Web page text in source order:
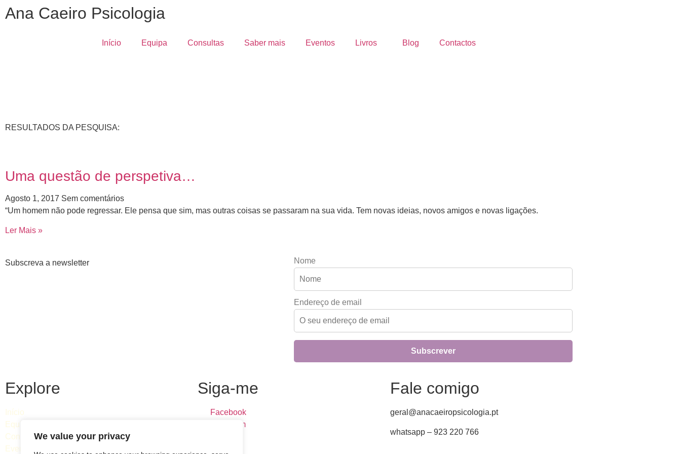
We value your privacy
Ana Caeiro Psicologia
Início Equipa Consultas Saber mais Eventos Livros Blog Contactos
RESULTADOS DA PESQUISA:
Uma questão de perspetiva…
Agosto 1, 2017 Sem comentários
“Um homem não pode regressar. Ele pensa que sim, mas outras coisas se passaram na sua vida. Tem novas ideias, novos amigos e novas ligações.
Ler Mais »
Subscreva a newsletter Nome
Endereço de email
Explore Siga-me Fale comigo
Início
Equipa
Consultas
Eventos
Facebook
Instagram
geral@anacaeiropsicologia.pt
whatsapp – 923 220 766